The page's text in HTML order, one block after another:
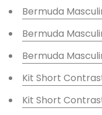
Bermuda
Bermuda
Bermuda
Kit Short
Kit Short